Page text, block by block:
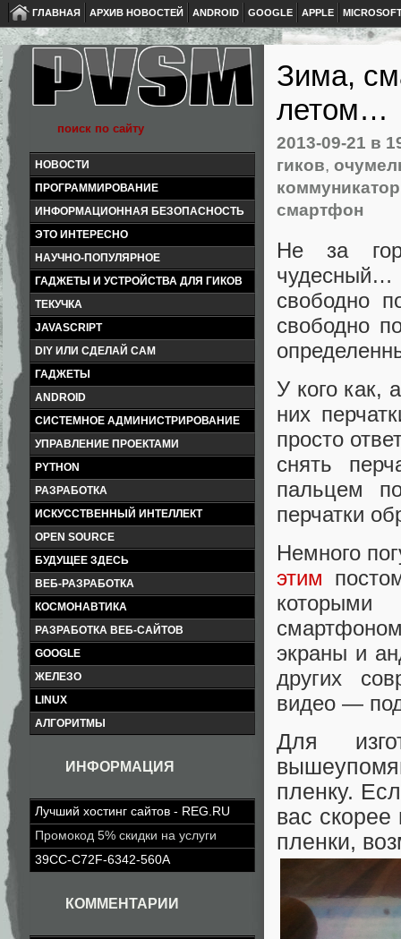
ГЛАВНАЯ АРХИВ НОВОСТЕЙ ANDROID GOOGLE APPLE
НОВОСТИ
ПРОГРАММИРОВАНИЕ
ИНФОРМАЦИОННАЯ БЕЗОПАСНОСТЬ
ЭТО ИНТЕРЕСНО
НАУЧНО-ПОПУЛЯРНОЕ
ГАДЖЕТЫ И УСТРОЙСТВА ДЛЯ ГИКОВ
ТЕКУЧКА
JAVASCRIPT
DIY ИЛИ СДЕЛАЙ САМ
ГАДЖЕТЫ
ANDROID
СИСТЕМНОЕ АДМИНИСТРИРОВАНИЕ
УПРАВЛЕНИЕ ПРОЕКТАМИ
PYTHON
РАЗРАБОТКА
ИСКУССТВЕННЫЙ ИНТЕЛЛЕКТ
OPEN SOURCE
БУДУЩЕЕ ЗДЕСЬ
ВЕБ-РАЗРАБОТКА
КОСМОНАВТИКА
РАЗРАБОТКА ВЕБ-САЙТОВ
GOOGLE
ЖЕЛЕЗО
LINUX
АЛГОРИТМЫ
ИНФОРМАЦИЯ
Лучший хостинг сайтов - REG.RU
Промокод 5% скидки на услуги
39CC-C72F-6342-560A
КОММЕНТАРИИ
Зима,
летом…
2013-09-21 в
гиков,
смартфон
Не за
свободно
свободно
У кого как,
них
просто
снять
пальцем
перчатки
Немного
этим
экраны и
других
видео —
Для
пленку.
вас скорее
пленки,